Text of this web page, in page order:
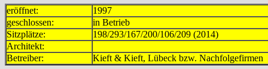
eröffnet:
1997
geschlossen:
in Betrieb
Sitzplätze:
198/293/167/200/106/209 (2014)
Architekt:
Betreiber:
Kieft & Kieft, Lübeck bzw. Nachfolgefirmen